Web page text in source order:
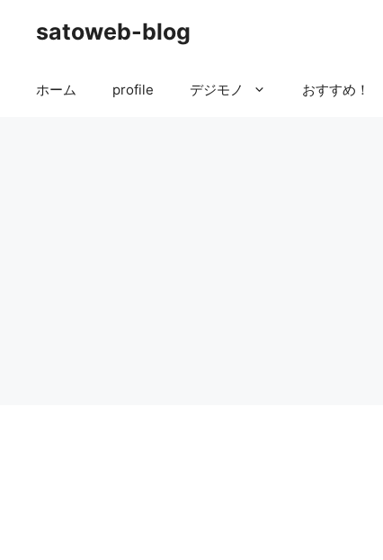
satoweb-blog
ホーム profile デジモノ おすすめ！